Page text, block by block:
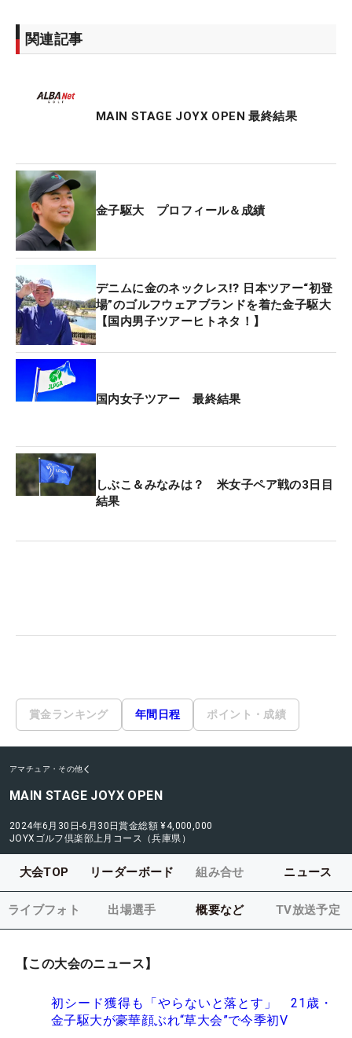
関連記事
MAIN STAGE JOYX OPEN 最終結果
金子駆大 プロフィール＆成績
デニムに金のネックレス⁉ 日本ツアー“初登
場”のゴルフウェアブランドを着た金子駆大
【国内男子ツアーヒトネタ！】
国内女子ツアー 最終結果
しぶこ＆みなみは？ 米女子ペア戦の3日目
結果
賞金ランキング 年間日程 ポイント・成績
アマチュア・その他
MAIN STAGE JOYX OPEN
2024年6月30日-6月30日賞金総額 ¥4,000,000
JOYXゴルフ倶楽部上月コース（兵庫県）
大会TOP リーダーボード 組み合せ ニュース
ライブフォト 出場選手 概要など TV放送予定
【この大会のニュース】
初シード獲得も「やらないと落とす」 21歳・
金子駆大が豪華顔ぶれ“草大会”で今季初V